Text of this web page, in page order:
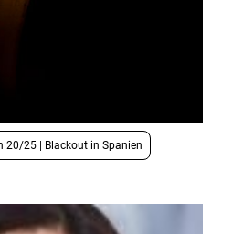
20/25 | Blackout in Spanien